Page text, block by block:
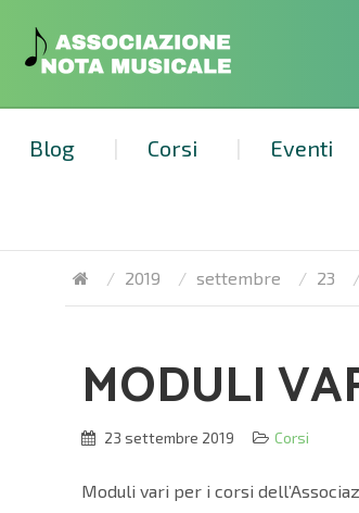
Blog Corsi Eventi
2019 settembre 23
MODULI
23 settembre 2019 Corsi
Moduli vari per i corsi